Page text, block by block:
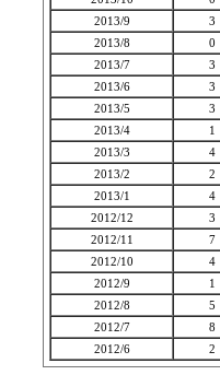
2013/9
3
2013/8
0
2013/7
3
2013/6
3
2013/5
3
2013/4
1
2013/3
4
2013/2
2
2013/1
4
2012/12
3
2012/11
7
2012/10
4
2012/9
1
2012/8
5
2012/7
8
2012/6
2